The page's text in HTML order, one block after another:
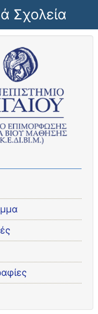
περιεχόμενο
Σχολεία